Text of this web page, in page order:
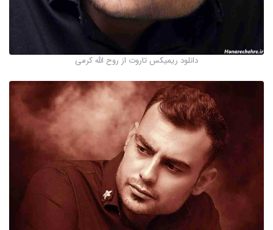
دانلود ریمیکس تاروت از روح الله کرمی